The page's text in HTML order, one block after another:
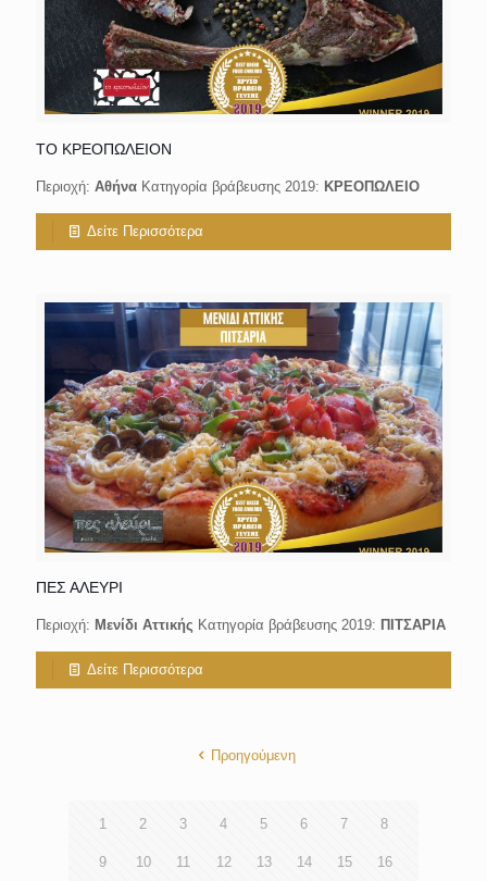
ΤΟ ΚΡΕΟΠΩΛΕΙΟΝ
Περιοχή: Αθήνα Κατηγορία βράβευσης 2019: ΚΡΕΟΠΩΛΕΙΟ
Δείτε Περισσότερα
ΠΕΣ ΑΛΕΥΡΙ
Περιοχή: Μενίδι Αττικής Κατηγορία βράβευσης 2019: ΠΙΤΣΑΡΙΑ
Δείτε Περισσότερα
Προηγούμενη
1 2 3 4 5 6 7 8
9 10 11 12 13 14 15 16